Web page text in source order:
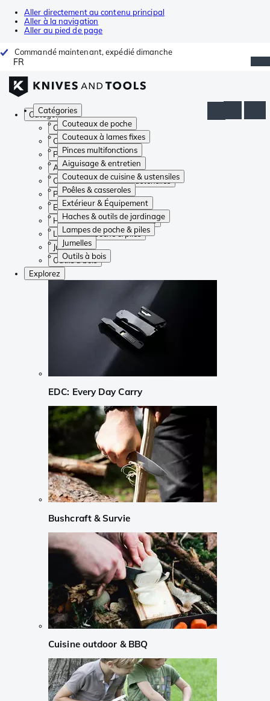
Aller directement au contenu principal
Aller à la navigation
Aller au pied de page
Commandé maintenant, expédié dimanche
FR
Catégories
Couteaux de poche
Couteaux à lames fixes
Pinces multifonctions
Aiguisage & entretien
Couteaux de cuisine & ustensiles
Poêles & casseroles
Extérieur & Équipement
Haches & outils de jardinage
Lampes de poche & piles
Jumelles
Outils à bois
Catégories
Couteaux de poche
Couteaux à lames fixes
Pinces multifonctions
Aiguisage & entretien
Couteaux de cuisine & ustensiles
Poêles & casseroles
Extérieur & Équipement
Haches & outils de jardinage
Lampes de poche & piles
Jumelles
Outils à bois
Explorez
EDC: Every Day Carry
Bushcraft & Survie
Cuisine outdoor & BBQ